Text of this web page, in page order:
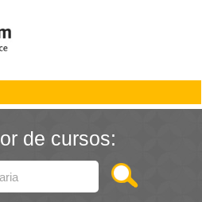
de cursos: